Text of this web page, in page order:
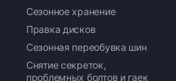
Сезонное хранение
Правка дисков
Сезонная переобувка шин
Снятие секреток,
проблемных болтов и гаек